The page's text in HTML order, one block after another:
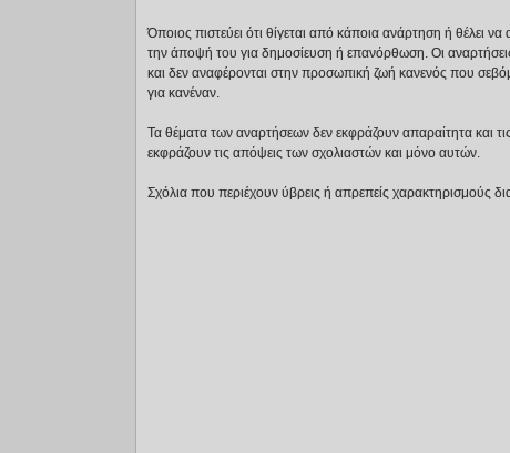
Όποιος πιστεύει ότι θίγεται από κάποια ανάρτηση ή θέλει
την άποψή του για δημοσίευση ή επανόρθωση. Οι
και δεν αναφέρονται στην προσωπική ζωή κανενός που
για κανέναν.
Τα θέματα των αναρτήσεων δεν εκφράζουν απαραίτητα και
εκφράζουν τις απόψεις των σχολιαστών και μόνο αυτών.
Σχόλια που περιέχουν ύβρεις ή απρεπείς χαρακτηρισμούς